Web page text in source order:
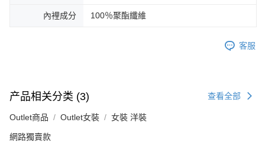
內裡成分 100％聚酯纖維
客服
产品相关分类 (3) 查看全部
Outlet商品 Outlet女裝 女裝 洋裝
網路獨賣款